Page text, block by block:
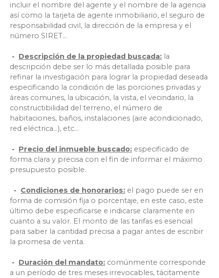
incluir el nombre del agente y el nombre de la agencia
así como la tarjeta de agente inmobiliario, el seguro de
responsabilidad civil, la dirección de la empresa y el
número SIRET...
- Descripción de la propiedad buscada: la
descripción debe ser lo más detallada posible para
refinar la investigación para lograr la propiedad deseada
especificando la condición de las porciones privadas y
áreas comunes, la ubicación, la vista, el vecindario, la
constructibilidad del terreno, el número de
habitaciones, baños, instalaciones (aire acondicionado,
red eléctrica...), etc...
- Precio del inmueble buscado: especificado de
forma clara y precisa con el fin de informar el máximo
presupuesto posible.
- Condiciones de honorarios: el pago puede ser en
forma de comisión fija o porcentaje, en este caso, este
último debe especificarse e indicarse claramente en
cuanto a su valor. El monto de las tarifas es esencial
para saber la cantidad precisa a pagar antes de escribir
la promesa de venta.
- Duración del mandato: comúnmente corresponde
a un período de tres meses irrevocables, tácitamente